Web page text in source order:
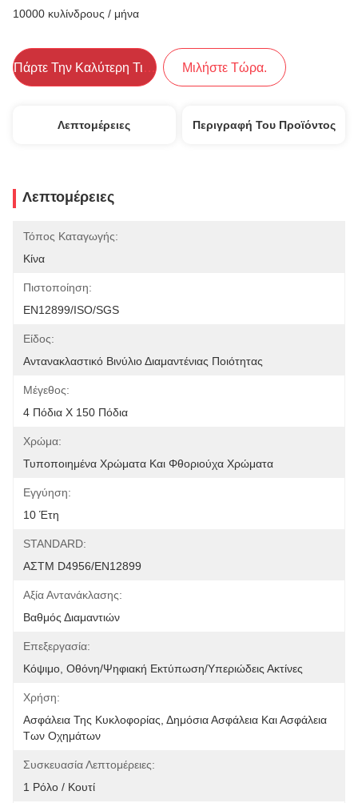
10000 κυλίνδρους / μήνα
Πάρτε Την Καλύτερη Τιμή Μιλήστε Τώρα.
Λεπτομέρειες Περιγραφή Του Προϊόντος
Λεπτομέρειες
Τόπος Καταγωγής:
Κίνα
Πιστοποίηση:
EN12899/ISO/SGS
Είδος:
Αντανακλαστικό Βινύλιο Διαμαντένιας Ποιότητας
Μέγεθος:
4 Πόδια X 150 Πόδια
Χρώμα:
Τυποποιημένα Χρώματα Και Φθοριούχα Χρώματα
Εγγύηση:
10 Έτη
STANDARD:
ΑΣTM D4956/EN12899
Αξία Αντανάκλασης:
Βαθμός Διαμαντιών
Επεξεργασία:
Κόψιμο, Οθόνη/ψηφιακή Εκτύπωση/υπεριώδεις Ακτίνες
Χρήση:
Ασφάλεια Της Κυκλοφορίας, Δημόσια Ασφάλεια Και Ασφάλεια
Των Οχημάτων
Συσκευασία Λεπτομέρειες:
1 Ρόλο / Κουτί